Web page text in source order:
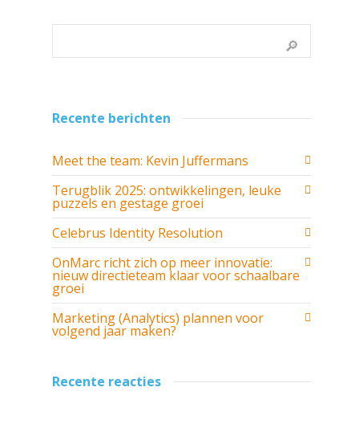
Recente berichten
Meet the team: Kevin Juffermans
Terugblik 2025: ontwikkelingen, leuke
puzzels en gestage groei
Celebrus Identity Resolution
OnMarc richt zich op meer innovatie:
nieuw directieteam klaar voor schaalbare
groei
Marketing (Analytics) plannen voor
volgend jaar maken?
Recente reacties